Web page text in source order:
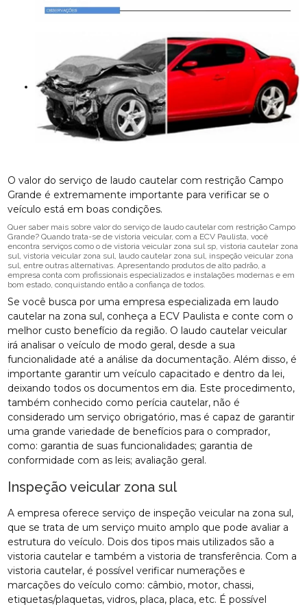
O valor do serviço de laudo cautelar com restrição Campo
Grande é extremamente importante para verificar se o
veículo está em boas condições.
Quer saber mais sobre valor do serviço de laudo cautelar com restrição Campo
Grande? Quando trata-se de vistoria veicular, com a ECV Paulista, você
encontra serviços como o de vistoria veicular zona sul sp, vistoria cautelar zona
sul, vistoria veicular zona sul, laudo cautelar zona sul, inspeção veicular zona
sul, entre outras alternativas. Apresentando produtos de alto padrão, a
empresa conta com profissionais especializados e instalações modernas e em
bom estado, conquistando então a confiança de todos.
Se você busca por uma empresa especializada em laudo
cautelar na zona sul, conheça a ECV Paulista e conte com o
melhor custo benefício da região. O laudo cautelar veicular
irá analisar o veículo de modo geral, desde a sua
funcionalidade até a análise da documentação. Além disso, é
importante garantir um veículo capacitado e dentro da lei,
deixando todos os documentos em dia. Este procedimento,
também conhecido como perícia cautelar, não é
considerado um serviço obrigatório, mas é capaz de garantir
uma grande variedade de benefícios para o comprador,
como: garantia de suas funcionalidades; garantia de
conformidade com as leis; avaliação geral.
Inspeção veicular zona sul
A empresa oferece serviço de inspeção veicular na zona sul,
que se trata de um serviço muito amplo que pode avaliar a
estrutura do veículo. Dois dos tipos mais utilizados são a
vistoria cautelar e também a vistoria de transferência. Com a
vistoria cautelar, é possível verificar numerações e
marcações do veículo como: câmbio, motor, chassi,
etiquetas/plaquetas, vidros, placa, placa, etc. É possível